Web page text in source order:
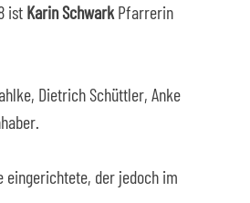
ist Karin Schwark Pfarrerin
Dietrich Schüttler, Anke
eingerichtete, der jedoch im